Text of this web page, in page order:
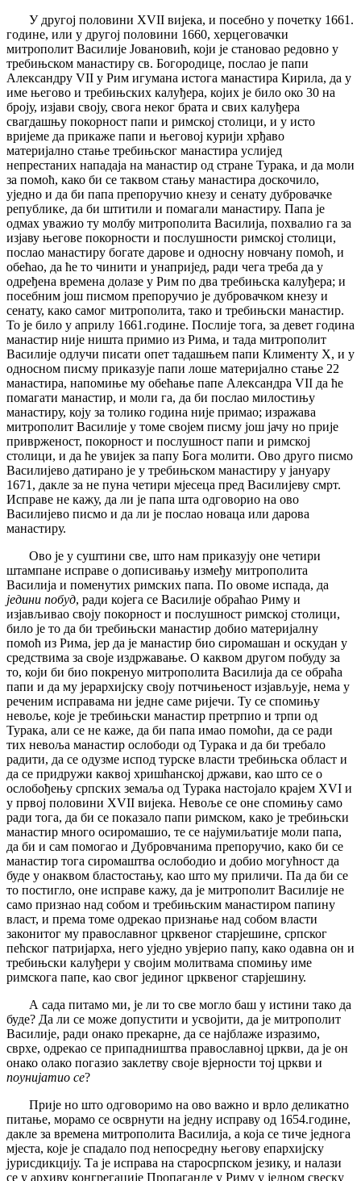
У другој половини XVII вијека, и посебно у почетку 1661.
године, или у другој половини 1660, херцеговачки
митрополит Василије Јовановић, који је становао редовно у
требињском манастиру св. Богородице, послао је папи
Александру VII у Рим игумана истога манастира Кирила, да у
име његово и требињских калуђера, којих је било око 30 на
броју, изјави своју, свога неког брата и свих калуђера
свагдашњу покорност папи и римској столици, и у исто
вријеме да прикаже папи и његовој курији хрђаво
материјално стање требињског манастира услијед
непрестаних нападаја на манастир од стране Турака, и да моли
за помоћ, како би се таквом стању манастира доскочило,
уједно и да би папа препоручио кнезу и сенату дубровачке
републике, да би штитили и помагали манастиру. Папа је
одмах уважио ту молбу митрополита Василија, похвалио га за
изјаву његове покорности и послушности римској столици,
послао манастиру богате дарове и односну новчану помоћ, и
обећао, да ће то чинити и унапријед, ради чега треба да у
одређена времена долазе у Рим по два требињска калуђера; и
посебним још писмом препоручио је дубровачком кнезу и
сенату, како самог митрополита, тако и требињски манастир.
То је било у априлу 1661.године. Послије тога, за девет година
манастир није ништа примио из Рима, и тада митрополит
Василије одлучи писати опет тадашњем папи Клименту X, и у
односном писму приказује папи лоше материјално стање 22
манастира, напомиње му обећање папе Александра VII да ће
помагати манастир, и моли га, да би послао милостињу
манастиру, коју за толико година није примао; изражава
митрополит Василије у томе својем писму још јачу но прије
приврженост, покорност и послушност папи и римској
столици, и да ће увијек за папу Бога молити. Ово друго писмо
Василијево датирано је у требињском манастиру у јануару
1671, дакле за не пуна четири мјесеца пред Василијеву смрт.
Исправе не кажу, да ли је папа шта одговорио на ово
Василијево писмо и да ли је послао новаца или дарова
манастиру.
Ово је у суштини све, што нам приказују оне четири
штампане исправе о дописивању између митрополита
Василија и поменутих римских папа. По овоме испада, да
једини побуд, ради којега се Василије обраћао Риму и
изјављивао своју покорност и послушност римској столици,
било је то да би требињски манастир добио материјалну
помоћ из Рима, јер да је манастир био сиромашан и оскудан у
средствима за своје издржавање. О каквом другом побуду за
то, који би био покренуо митрополита Василија да се обраћа
папи и да му јерархијску своју потчињеност изјављује, нема у
реченим исправама ни једне саме ријечи. Ту се спомињу
невоље, које је требињски манастир претрпио и трпи од
Турака, али се не каже, да би папа имао помоћи, да се ради
тих невоља манастир ослободи од Турака и да би требало
радити, да се одузме испод турске власти требињска област и
да се придружи каквој хришћанској држави, као што се о
ослобођењу српских земаља од Турака настојало крајем XVI и
у првој половини XVII вијека. Невоље се оне спомињу само
ради тога, да би се показало папи римском, како је требињски
манастир много осиромашио, те се најумиљатије моли папа,
да би и сам помогао и Дубровчанима препоручио, како би се
манастир тога сиромаштва ослободио и добио могућност да
буде у онаквом бластостању, као што му приличи. Па да би се
то постигло, оне исправе кажу, да је митрополит Василије не
само признао над собом и требињским манастиром папину
власт, и према томе одрекао признање над собом власти
законитог му православног црквеног старјешине, српског
пећског патријарха, него уједно увјерио папу, како одавна он и
требињски калуђери у својим молитвама спомињу име
римскога папе, као свог јединог црквеног старјешину.
А сада питамо ми, је ли то све могло баш у истини тако да
буде? Да ли се може допустити и усвојити, да је митрополит
Василије, ради онако прекарне, да се најблаже изразимо,
сврхе, одрекао се припадништва православној цркви, да је он
онако олако погазио заклетву своје вјерности тој цркви и
поунијатио се?
Прије но што одговоримо на ово важно и врло деликатно
питање, морамо се осврнути на једну исправу од 1654.године,
дакле за времена митрополита Василија, а која се тиче једнога
мјеста, које је спадало под непосредну његову епархијску
јурисдикцију. Та је исправа на старосрпском језику, и налази
се у архиву конгрегације Пропаганде у Риму у једном свеску